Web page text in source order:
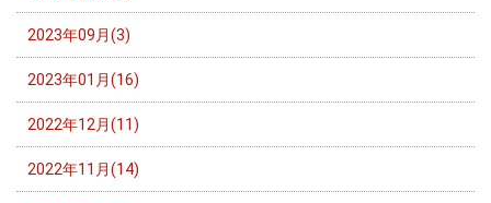
2023年09月(3)
2023年01月(16)
2022年12月(11)
2022年11月(14)